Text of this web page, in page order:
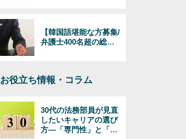
【韓国語堪能な方募集/
弁護士400名超の総合
ド）対応の弁護士/韓国
お役立ち情報・コラム
30代の法務部員が見直
したいキャリアの選び
方―「専門性」と「マ